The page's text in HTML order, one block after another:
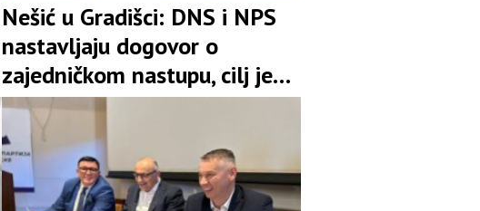
Nešić u Gradišci: DNS i NPS
nastavljaju dogovor o
zajedničkom nastupu, cilj je
snažna pozicija u koaliciji